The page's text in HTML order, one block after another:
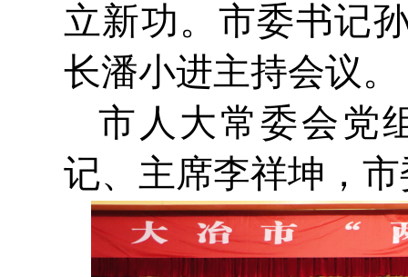
立新功。市委书记
长潘小进主持会议。
市人大常委会党
记、主席李祥坤，